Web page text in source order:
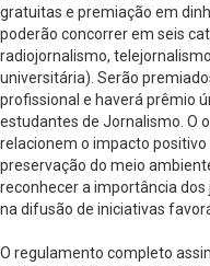
gratuitas e premiação em
poderão concorrer em seis
radiojornalismo,
universitária). Serão
profissional e haverá prêmio
estudantes de Jornalismo. O
relacionem o impacto
preservação do meio
reconhecer a importância
na difusão de iniciativas
O regulamento completo